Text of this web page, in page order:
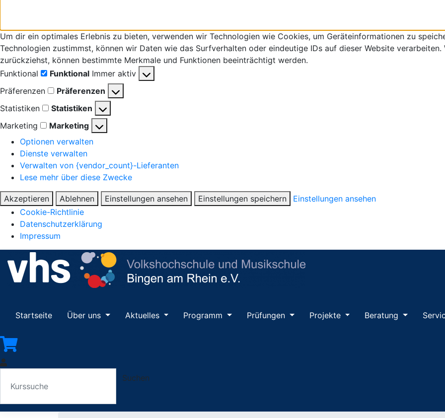
Um dir ein optimales Erlebnis zu bieten, verwenden wir Technologien wie Cookies, um Geräteinformationen zu
Technologien zustimmst, können wir Daten wie das Surfverhalten oder eindeutige IDs auf dieser Website
zurückziehst, können bestimmte Merkmale und Funktionen beeinträchtigt werden.
Funktional
Funktional Immer aktiv
Präferenzen
Präferenzen
Statistiken
Statistiken
Marketing
Marketing
Optionen verwalten
Dienste verwalten
Verwalten von {vendor_count}-Lieferanten
Lese mehr über diese Zwecke
Akzeptieren Ablehnen Einstellungen ansehen Einstellungen speichern
Einstellungen ansehen
Cookie-Richtlinie
Datenschutzerklärung
Impressum
Startseite Über uns Aktuelles Programm Prüfungen Projekte Beratung
Suchen